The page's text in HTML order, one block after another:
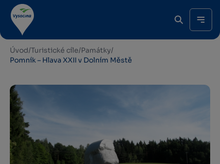
Úvod/Turistické cíle/Památky/
Pomník – Hlava XXII v Dolním Městě